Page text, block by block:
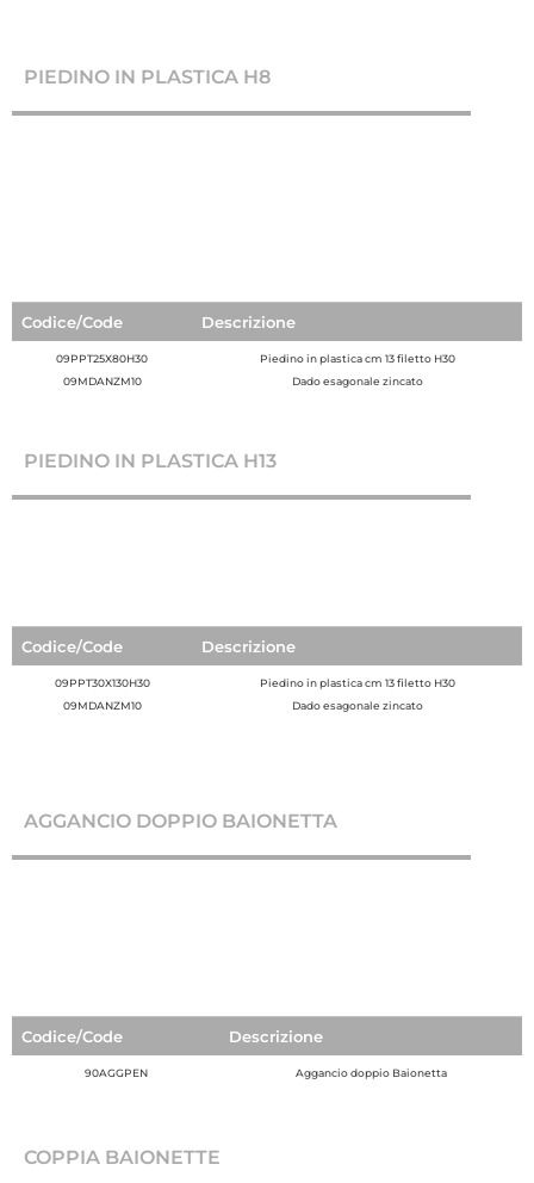
PIEDINO IN PLASTICA H8
Codice/Code Descrizione
09PPT25X80H30
Piedino in plastica cm 13 filetto H30
09MDANZM10
Dado esagonale zincato
PIEDINO IN PLASTICA H13
Codice/Code Descrizione
09PPT30X130H30
Piedino in plastica cm 13 filetto H30
09MDANZM10
Dado esagonale zincato
AGGANCIO DOPPIO BAIONETTA
Codice/Code Descrizione
90AGGPEN Aggancio doppio Baionetta
COPPIA BAIONETTE